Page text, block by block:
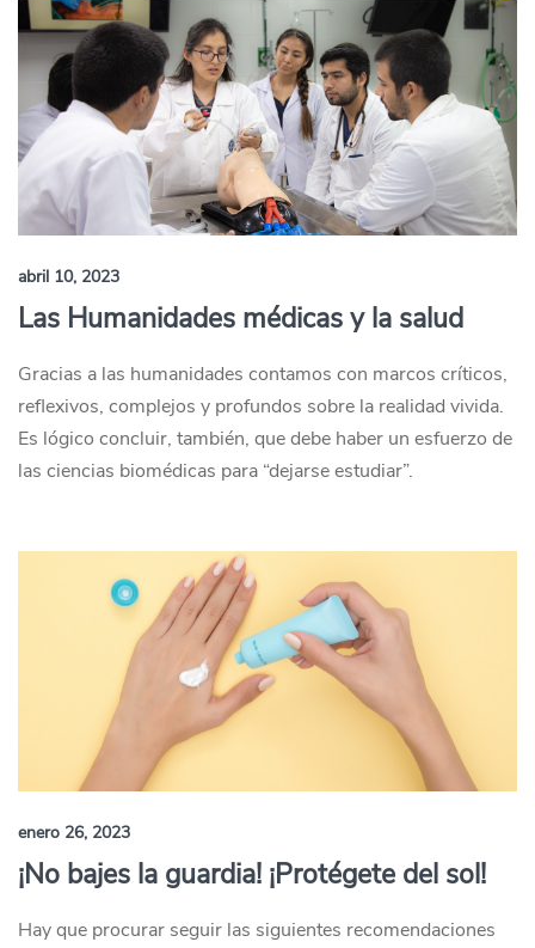
abril 10, 2023
Las Humanidades médicas y la salud
Gracias a las humanidades contamos con marcos críticos,
reflexivos, complejos y profundos sobre la realidad vivida.
Es lógico concluir, también, que debe haber un esfuerzo de
las ciencias biomédicas para “dejarse estudiar”.
enero 26, 2023
¡No bajes la guardia! ¡Protégete del sol!
Hay que procurar seguir las siguientes recomendaciones